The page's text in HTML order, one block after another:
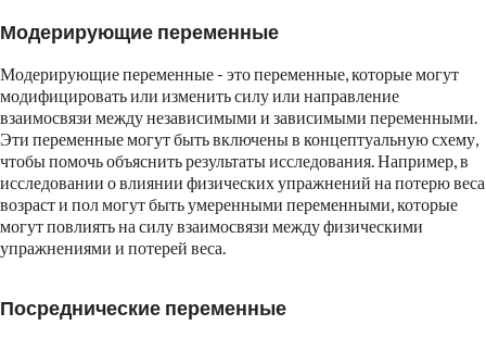
Модерирующие переменные
Модерирующие переменные - это переменные, которые могут
модифицировать или изменить силу или направление
взаимосвязи между независимыми и зависимыми переменными.
Эти переменные могут быть включены в концептуальную схему,
чтобы помочь объяснить результаты исследования. Например, в
исследовании о влиянии физических упражнений на потерю веса
возраст и пол могут быть умеренными переменными, которые
могут повлиять на силу взаимосвязи между физическими
упражнениями и потерей веса.
Посреднические переменные